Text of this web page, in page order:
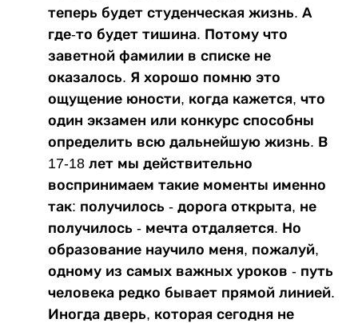
теперь будет студенческая жизнь. А
где-то будет тишина. Потому что
заветной фамилии в списке не
оказалось. Я хорошо помню это
ощущение юности, когда кажется, что
один экзамен или конкурс способны
определить всю дальнейшую жизнь. В
17-18 лет мы действительно
воспринимаем такие моменты именно
так: получилось - дорога открыта, не
получилось - мечта отдаляется. Но
образование научило меня, пожалуй,
одному из самых важных уроков - путь
человека редко бывает прямой линией.
Иногда дверь, которая сегодня не